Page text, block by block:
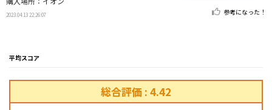
2023.04.13 22:26:07 参考になった！
平均スコア
総合評価 : 4.42